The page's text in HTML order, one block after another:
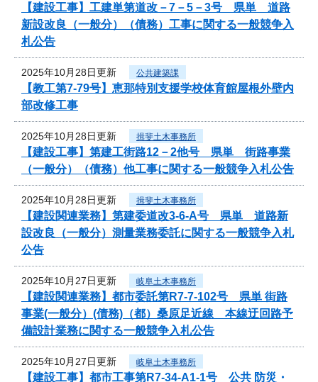
【建設工事】工建単第道改－7－5－3号 県単 道路
新設改良（一般分）（債務）工事に関する一般競争入
札公告
2025年10月28日更新 公共建築課
【教工第7-79号】恵那特別支援学校体育館屋根外壁内
部改修工事
2025年10月28日更新 揖斐土木事務所
【建設工事】第建工街路12－2他号 県単 街路事業
（一般分）（債務）他工事に関する一般競争入札公告
2025年10月28日更新 揖斐土木事務所
【建設関連業務】第建委道改3-6-A号 県単 道路新
設改良（一般分）測量業務委託に関する一般競争入札
公告
2025年10月27日更新 岐阜土木事務所
【建設関連業務】都市委託第R7-7-102号 県単 街路
事業(一般分）(債務)（都）桑原足近線 本線迂回路予
備設計業務に関する一般競争入札公告
2025年10月27日更新 岐阜土木事務所
【建設工事】都市工事第R7-34-A1-1号 公共 防災・